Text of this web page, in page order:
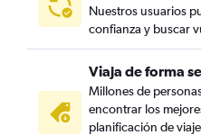
Nuestros usuarios
confianza y buscar
Viaja de forma
Millones de
encontrar los
planificación de